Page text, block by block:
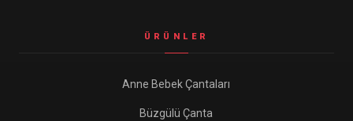
ÜRÜNLER
Anne Bebek Çantaları
Büzgülü Çanta